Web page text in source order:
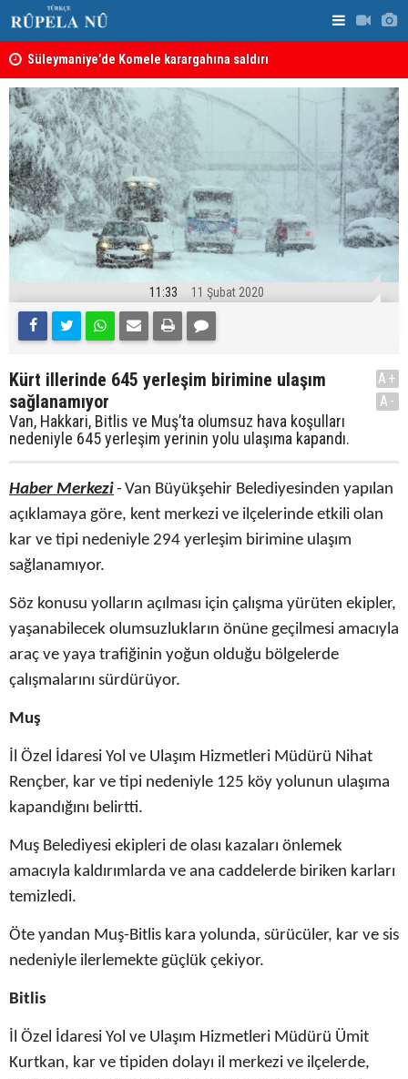
Süleymaniye’de Komele karargahına saldırı
sonuçlar
11:33 11 Şubat 2020
Kürt illerinde 645 yerleşim birimine ulaşım
sağlanamıyor
Van, Hakkari, Bitlis ve Muş’ta olumsuz hava koşulları
nedeniyle 645 yerleşim yerinin yolu ulaşıma kapandı.
A+
A-
Haber Merkezi-Van Büyükşehir Belediyesinden yapılan
açıklamaya göre, kent merkezi ve ilçelerinde etkili olan
kar ve tipi nedeniyle 294 yerleşim birimine ulaşım
sağlanamıyor.
Söz konusu yolların açılması için çalışma yürüten ekipler,
yaşanabilecek olumsuzlukların önüne geçilmesi amacıyla
araç ve yaya trafiğinin yoğun olduğu bölgelerde
çalışmalarını sürdürüyor.
Muş
İl Özel İdaresi Yol ve Ulaşım Hizmetleri Müdürü Nihat
Rençber, kar ve tipi nedeniyle 125 köy yolunun ulaşıma
kapandığını belirtti.
Muş Belediyesi ekipleri de olası kazaları önlemek
amacıyla kaldırımlarda ve ana caddelerde biriken karları
temizledi.
Öte yandan Muş-Bitlis kara yolunda, sürücüler, kar ve sis
nedeniyle ilerlemekte güçlük çekiyor.
Bitlis
İl Özel İdaresi Yol ve Ulaşım Hizmetleri Müdürü Ümit
Kurtkan, kar ve tipiden dolayı il merkezi ve ilçelerde,